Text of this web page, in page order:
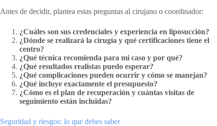
Antes de decidir, plantea estas preguntas al cirujano o coordinador:
¿Cuáles son sus credenciales y experiencia en liposucción?
¿Dónde se realizará la cirugía y qué certificaciones tiene el
centro?
¿Qué técnica recomienda para mi caso y por qué?
¿Qué resultados realistas puedo esperar?
¿Qué complicaciones pueden ocurrir y cómo se manejan?
¿Qué incluye exactamente el presupuesto?
¿Cómo es el plan de recuperación y cuántas visitas de
seguimiento están incluidas?
Seguridad y riesgos: lo que debes saber